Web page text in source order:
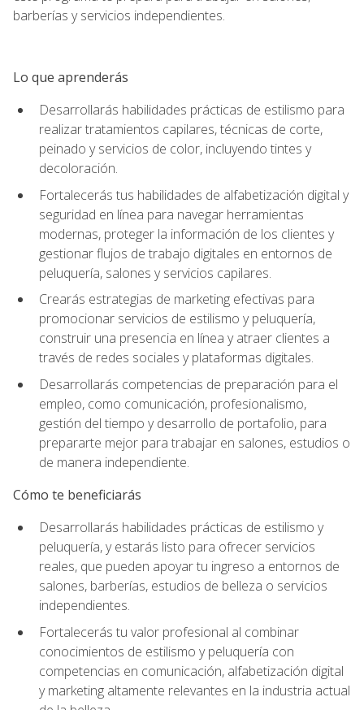
barberías y servicios independientes.
Lo que aprenderás
Desarrollarás habilidades prácticas de estilismo para
realizar tratamientos capilares, técnicas de corte,
peinado y servicios de color, incluyendo tintes y
decoloración.
Fortalecerás tus habilidades de alfabetización digital y
seguridad en línea para navegar herramientas
modernas, proteger la información de los clientes y
gestionar flujos de trabajo digitales en entornos de
peluquería, salones y servicios capilares.
Crearás estrategias de marketing efectivas para
promocionar servicios de estilismo y peluquería,
construir una presencia en línea y atraer clientes a
través de redes sociales y plataformas digitales.
Desarrollarás competencias de preparación para el
empleo, como comunicación, profesionalismo,
gestión del tiempo y desarrollo de portafolio, para
prepararte mejor para trabajar en salones, estudios o
de manera independiente.
Cómo te beneficiarás
Desarrollarás habilidades prácticas de estilismo y
peluquería, y estarás listo para ofrecer servicios
reales, que pueden apoyar tu ingreso a entornos de
salones, barberías, estudios de belleza o servicios
independientes.
Fortalecerás tu valor profesional al combinar
conocimientos de estilismo y peluquería con
competencias en comunicación, alfabetización digital
y marketing altamente relevantes en la industria actual